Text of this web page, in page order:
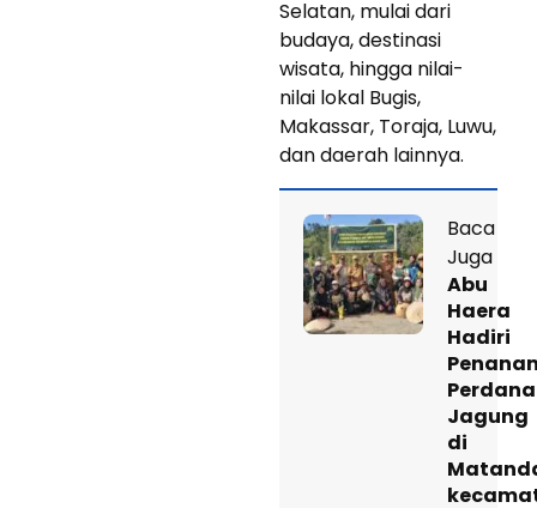
Selatan, mulai dari
budaya, destinasi
wisata, hingga nilai-
nilai lokal Bugis,
Makassar, Toraja, Luwu,
dan daerah lainnya.
Baca
Juga
Abu
Haera
Hadiri
Perdana
Jagung
di